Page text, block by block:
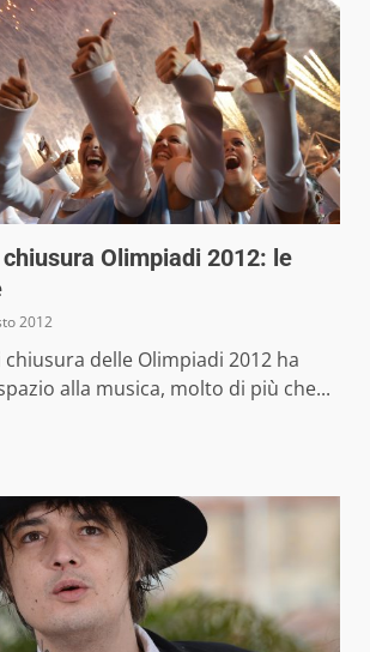
Olimpiadi 2012: le
2012
delle Olimpiadi 2012 ha
alla musica, molto di più che...